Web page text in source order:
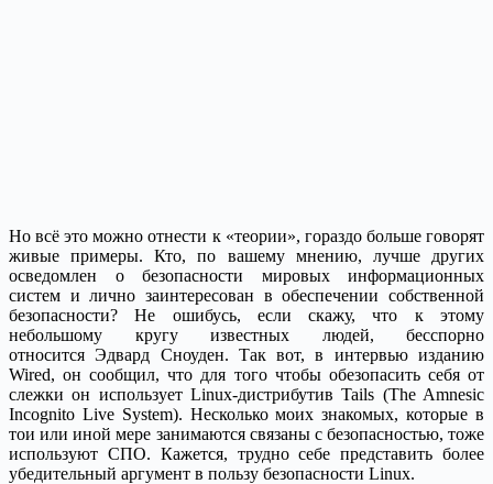
Но всё это можно отнести к «теории», гораздо больше говорят
живые примеры. Кто, по вашему мнению, лучше других
осведомлен о безопасности мировых информационных
систем и лично заинтересован в обеспечении собственной
безопасности? Не ошибусь, если скажу, что к этому
небольшому кругу известных людей, бесспорно
относится Эдвард Сноуден. Так вот, в интервью изданию
Wired, он сообщил, что для того чтобы обезопасить себя от
слежки он использует Linux-дистрибутив Tails (The Amnesic
Incognito Live System). Несколько моих знакомых, которые в
тои или иной мере занимаются связаны с безопасностью, тоже
используют СПО. Кажется, трудно себе представить более
убедительный аргумент в пользу безопасности Linux.